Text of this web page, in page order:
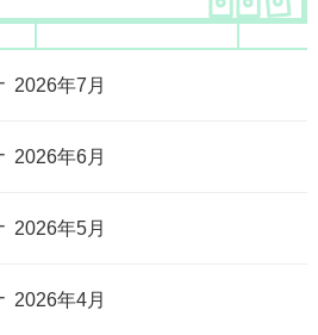
2026年7月
2026年6月
2026年5月
2026年4月